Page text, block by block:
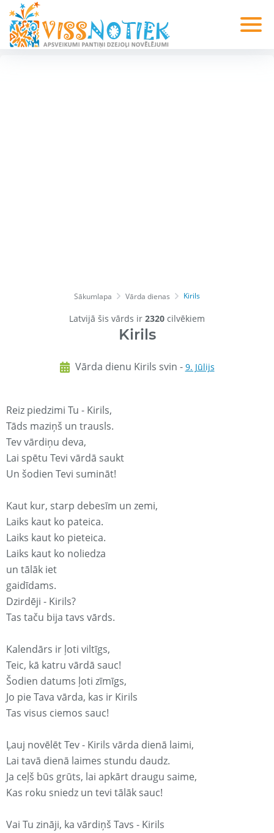
Sākumlapa Vārda dienas Kirils
Latvijā šis vārds ir 2320 cilvēkiem
Kirils
Vārda dienu Kirils svin - 9. Jūlijs
Reiz piedzimi Tu - Kirils,
Tāds maziņš un trausls.
Tev vārdiņu deva,
Lai spētu Tevi vārdā saukt
Un šodien Tevi sumināt!
Kaut kur, starp debesīm un zemi,
Laiks kaut ko pateica.
Laiks kaut ko pieteica.
Laiks kaut ko noliedza
un tālāk iet
gaidīdams.
Dzirdēji - Kirils?
Tas taču bija tavs vārds.
Kalendārs ir ļoti viltīgs,
Teic, kā katru vārdā sauc!
Šodien datums ļoti zīmīgs,
Jo pie Tava vārda, kas ir Kirils
Tas visus ciemos sauc!
Ļauj novēlēt Tev - Kirils vārda dienā laimi,
Lai tavā dienā laimes stundu daudz.
Ja ceļš būs grūts, lai apkārt draugu saime,
Kas roku sniedz un tevi tālāk sauc!
Vai Tu zināji, ka vārdiņš Tavs - Kirils